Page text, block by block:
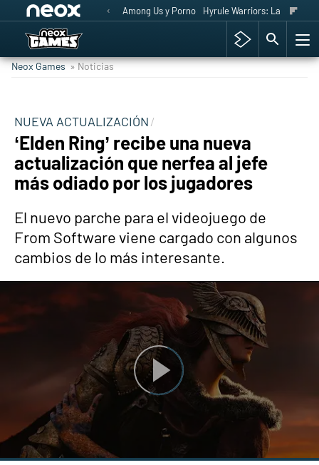
Among Us y Porno Hyrule Warriors: La Era del
Neox Games » Noticias
NUEVA ACTUALIZACIÓN
‘Elden Ring’ recibe una nueva
actualización que nerfea al jefe
más odiado por los jugadores
El nuevo parche para el videojuego de
From Software viene cargado con algunos
cambios de lo más interesante.